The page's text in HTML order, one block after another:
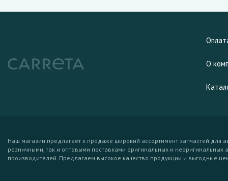
О
Наш магазин предлагает к продаже широкий ассортимент запчастей для
розничными, так и оптовыми поставками оригинальных и неоригинальных
производителей. Предлагаем высокое качество продукции и выгодные